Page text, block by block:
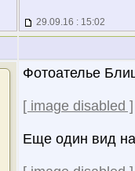
29.09.16 : 15:02
Фотоателье
[ image disabled ]
Еще один вид